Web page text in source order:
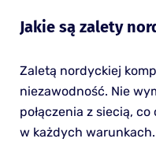
Jakie są zalety
Zaletą nordyckiej
niezawodność. Nie
połączenia z siecią,
w każdych warunkach.